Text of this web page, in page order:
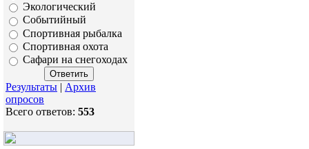
Экологический
Событийный
Спортивная рыбалка
Спортивная охота
Сафари на снегоходах
Результаты | Архив
опросов
Всего ответов: 553